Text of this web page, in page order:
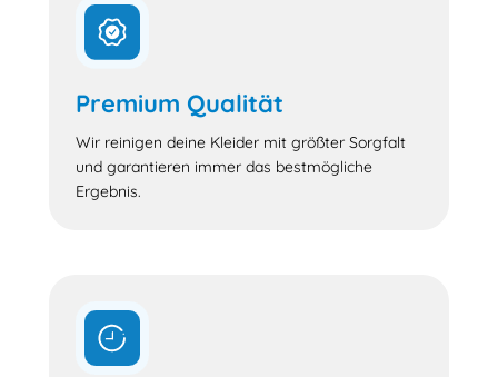
Premium Qualität
Wir reinigen deine Kleider mit größter Sorgfalt
und garantieren immer das bestmögliche
Ergebnis.